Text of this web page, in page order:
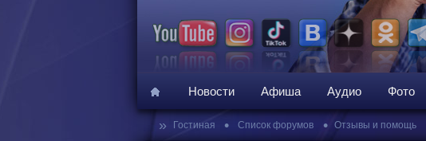
Новости Афиша Аудио Фото
» Гостиная • Список форумов • Отзывы и помощь